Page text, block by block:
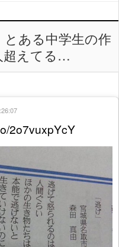
ある中学生の作
超えてる…
2o7vuxpYcY